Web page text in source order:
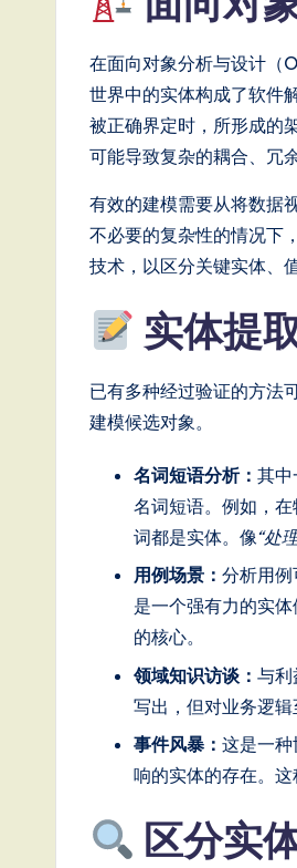
在面向对象分析与设计（
世界中的实体构成了软件
被正确界定时，所形成的
可能导致复杂的耦合、冗
有效的建模需要从将数据
不必要的复杂性的情况下
技术，以区分关键实体、
实体提
已有多种经过验证的方法
建模候选对象。
名词短语分析： 其中
名词短语。例如，
词都是实体。像“处
用例场景： 分析用
是一个强有力的实
的核心。
领域知识访谈： 与利
写出，但对业务逻
事件风暴： 这是一
响的实体的存在。这
区分实